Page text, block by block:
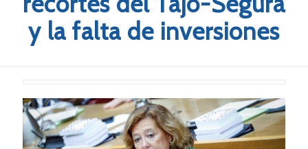
y la falta de inversiones